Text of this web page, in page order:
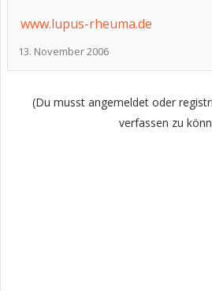
www.lupus-rheuma.de
13. November 2006
(Du musst angemeldet oder
verfassen zu